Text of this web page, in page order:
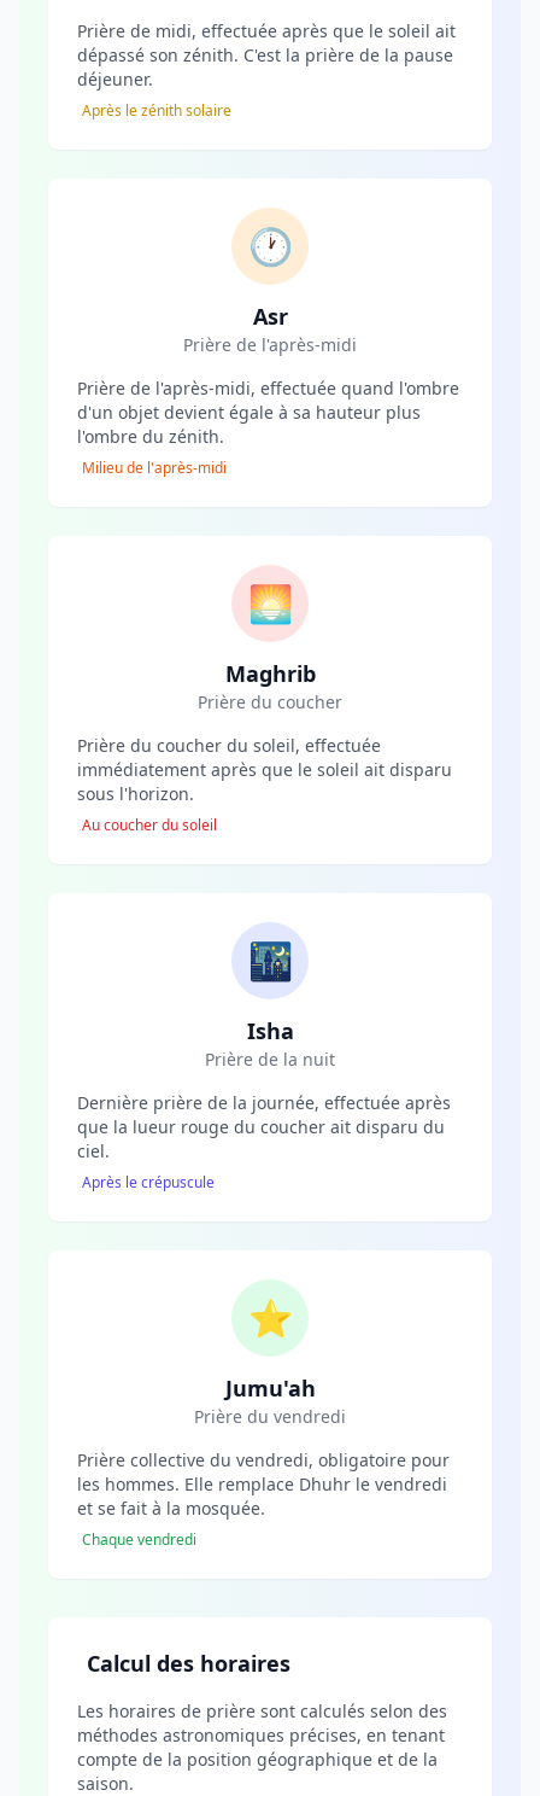
Prière de midi, effectuée après que le soleil ait
dépassé son zénith. C'est la prière de la pause
déjeuner.
Après le zénith solaire
🕐
Asr
Prière de l'après-midi
Prière de l'après-midi, effectuée quand l'ombre
d'un objet devient égale à sa hauteur plus
l'ombre du zénith.
Milieu de l'après-midi
🌅
Maghrib
Prière du coucher
Prière du coucher du soleil, effectuée
immédiatement après que le soleil ait disparu
sous l'horizon.
Au coucher du soleil
🌃
Isha
Prière de la nuit
Dernière prière de la journée, effectuée après
que la lueur rouge du coucher ait disparu du
ciel.
Après le crépuscule
⭐
Jumu'ah
Prière du vendredi
Prière collective du vendredi, obligatoire pour
les hommes. Elle remplace Dhuhr le vendredi
et se fait à la mosquée.
Chaque vendredi
Calcul des horaires
Les horaires de prière sont calculés selon des
méthodes astronomiques précises, en tenant
compte de la position géographique et de la
saison.